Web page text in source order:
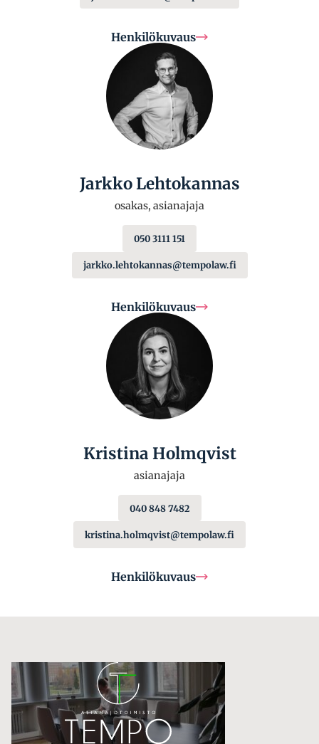
Henkilökuvaus
Jarkko Lehtokannas
osakas, asianajaja
050 3111 151
jarkko.lehtokannas@tempolaw.fi
Henkilökuvaus
Kristina Holmqvist
asianajaja
040 848 7482
kristina.holmqvist@tempolaw.fi
Henkilökuvaus